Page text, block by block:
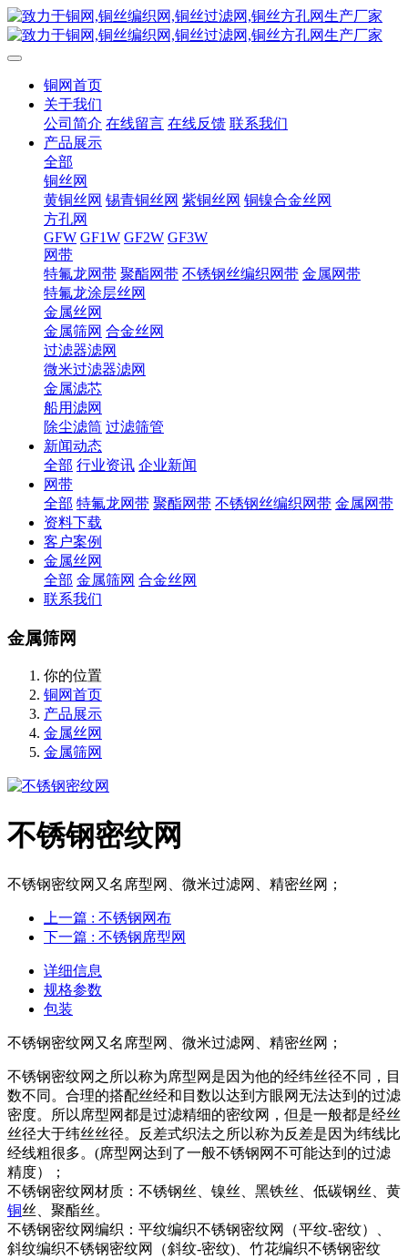
铜网首页
关于我们
公司简介 在线留言 在线反馈 联系我们
产品展示
全部
铜丝网
黄铜丝网 锡青铜丝网 紫铜丝网 铜镍合金丝网
方孔网
GFW GF1W GF2W GF3W
网带
特氟龙网带 聚酯网带 不锈钢丝编织网带 金属网带
特氟龙涂层丝网
金属丝网
金属筛网 合金丝网
过滤器滤网
微米过滤器滤网
金属滤芯
船用滤网
除尘滤筒 过滤筛管
新闻动态
全部 行业资讯 企业新闻
网带
全部 特氟龙网带 聚酯网带 不锈钢丝编织网带 金属网带
资料下载
客户案例
金属丝网
全部 金属筛网 合金丝网
联系我们
金属筛网
你的位置
铜网首页
产品展示
金属丝网
金属筛网
不锈钢密纹网
不锈钢密纹网又名席型网、微米过滤网、精密丝网；
上一篇 : 不锈钢网布
下一篇 : 不锈钢席型网
详细信息
规格参数
包装
不锈钢密纹网又名席型网、微米过滤网、精密丝网；
不锈钢密纹网之所以称为席型网是因为他的经纬丝径不同，目
数不同。合理的搭配丝经和目数以达到方眼网无法达到的过滤
密度。所以席型网都是过滤精细的密纹网，但是一般都是经丝
丝径大于纬丝丝径。反差式织法之所以称为反差是因为纬线比
经线粗很多。(席型网达到了一般不锈钢网不可能达到的过滤
精度）；
不锈钢密纹网材质：不锈钢丝、镍丝、黑铁丝、低碳钢丝、黄
铜丝、聚酯丝。
不锈钢密纹网编织：平纹编织不锈钢密纹网（平纹-密纹）、
斜纹编织不锈钢密纹网（斜纹-密纹)、竹花编织不锈钢密纹